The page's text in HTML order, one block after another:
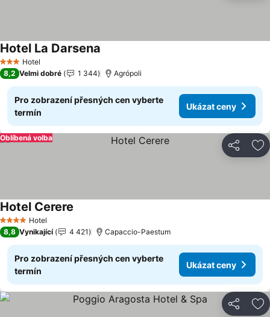
3 Počet hvězdiček
Hotel
Hotel La Darsena
8,2 Velmi dobré 1 344 Agrópoli
Pro zobrazení přesných cen vyberte
termín
Ukázat ceny
Sdílet
Oblíbená volba
4 Počet hvězdiček
Hotel
Hotel Cerere
8,8 Vynikající 4 421 Capaccio-Paestum
Pro zobrazení přesných cen vyberte
termín
Ukázat ceny
Sdílet